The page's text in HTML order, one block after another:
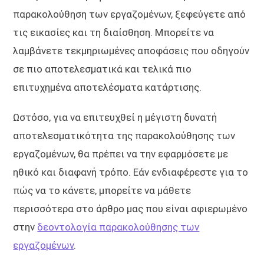
παρακολούθηση των εργαζομένων, ξεφεύγετε από
τις εικασίες και τη διαίσθηση. Μπορείτε να
λαμβάνετε τεκμηριωμένες αποφάσεις που οδηγούν
σε πιο αποτελεσματικά και τελικά πιο
επιτυχημένα αποτελέσματα κατάρτισης.
Ωστόσο, για να επιτευχθεί η μέγιστη δυνατή
αποτελεσματικότητα της παρακολούθησης των
εργαζομένων, θα πρέπει να την εφαρμόσετε με
ηθικό και διαφανή τρόπο. Εάν ενδιαφέρεστε για το
πώς να το κάνετε, μπορείτε να μάθετε
περισσότερα στο άρθρο μας που είναι αφιερωμένο
στην δεοντολογία παρακολούθησης των
εργαζομένων.